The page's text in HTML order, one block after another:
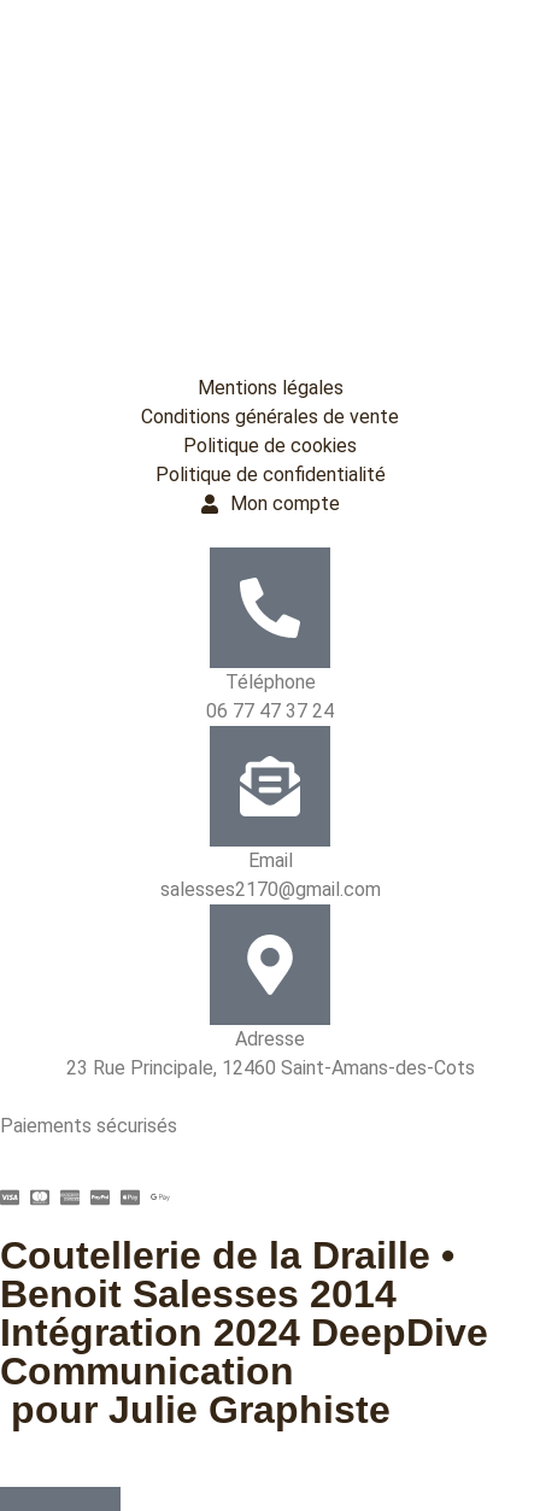
Mentions légales
Conditions générales de vente
Politique de cookies
Politique de confidentialité
Mon compte
Téléphone
06 77 47 37 24
Email
salesses2170@gmail.com
Adresse
23 Rue Principale, 12460 Saint-Amans-des-Cots
Paiements sécurisés
Coutellerie de la Draille •
Benoit Salesses 2014
Intégration 2024 DeepDive
Communication
pour Julie Graphiste